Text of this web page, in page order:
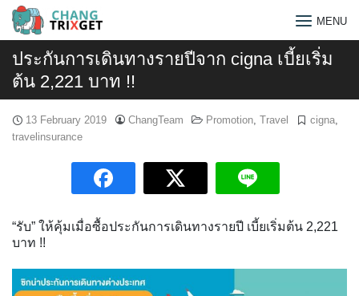
Skip
content
MENU
ประกันการเดินทางรายปีจาก cigna เบี้ยเริ่ม
ต้น 2,221 บาท !!
13 February 2019 ChangTeam Promotion, Travel cigna,
travelinsurance
“รับ” ให้คุ้มเมื่อซื้อประกันการเดินทางรายปี เบี้ยเริ่มต้น 2,221
บาท !!